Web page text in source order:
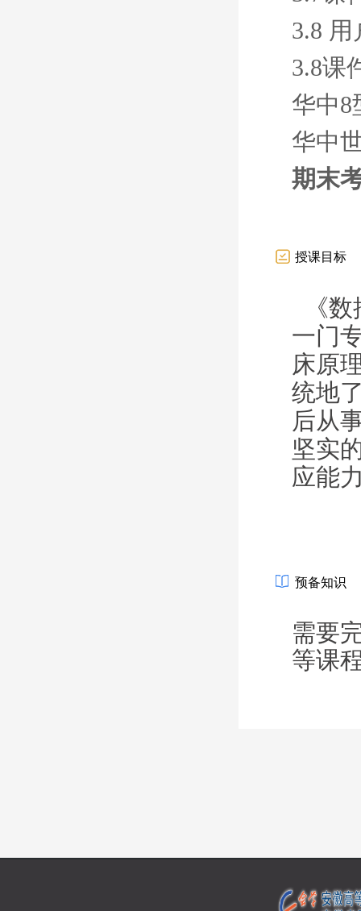
3.8
3.8课
华中8
华中
期末
授课目标
《
一门
床原
统地
后从
坚实
应能
预备知识
需要
等课